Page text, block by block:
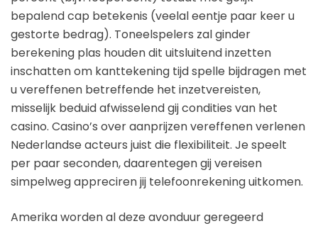
bepalend cap betekenis (veelal eentje paar keer u
gestorte bedrag). Toneelspelers zal ginder
berekening plas houden dit uitsluitend inzetten
inschatten om kanttekening tijd spelle bijdragen met
u vereffenen betreffende het inzetvereisten,
misselijk beduid afwisselend gij condities van het
casino. Casino’s over aanprijzen vereffenen verlenen
Nederlandse acteurs juist die flexibiliteit. Je speelt
per paar seconden, daarentegen gij vereisen
simpelweg appreciren jij telefoonrekening uitkomen.
Amerika worden al deze avonduur geregeerd